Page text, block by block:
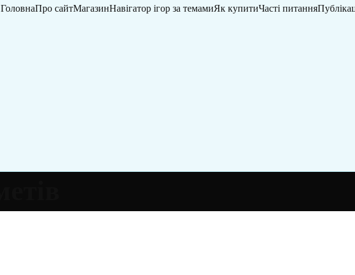
ГоловнаПро сайтМагазинНавігатор ігор за темамиЯк купитиЧасті питання